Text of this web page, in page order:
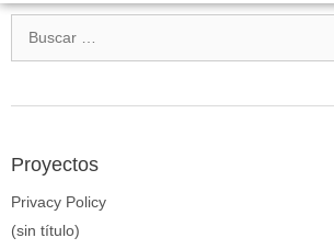
Proyectos
Privacy Policy
(sin título)